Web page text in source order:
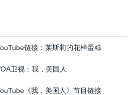
链接：莱斯莉的花样蛋糕
卫视：我，美国人
《我，美国人》节目链接